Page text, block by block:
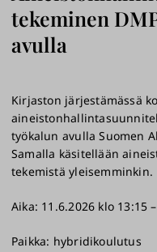
tekeminen
avulla
Kirjaston järjestämässä
työkalun avulla Suomen
Samalla käsitellään
tekemistä yleisemminkin.
Aika: 11.6.2026 klo 13:15
Paikka: hybridikoulutus